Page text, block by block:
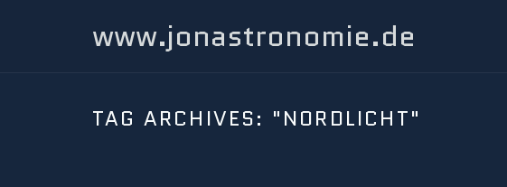
www.jonastronomie.de
TAG ARCHIVES: "NORDLICHT"